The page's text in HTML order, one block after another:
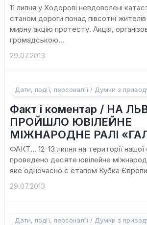
11 липня у Ходорові невдоволені
станом дороги понад півсотні
мирну акцію протесту. Акція,
громадською...
29.07.2013
Дати, події, персоналії / Думки з
Факт і коментар / НА
ПРОЙШЛО ЮВІЛЕЙНЕ
МІЖНАРОДНЕ РАЛІ
ФАКТ… 12-13 липня на території нашої
проведено десяте ювілейне
яке одночасно є етапом Кубка
29.07.2013
Дати, події, персоналії / Думки з